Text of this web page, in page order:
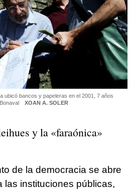
ubicó bancos y papeleras en el 2001, 7 años
XOAN A. SOLER
y la «faraónica»
de la democracia se abre
las instituciones públicas,